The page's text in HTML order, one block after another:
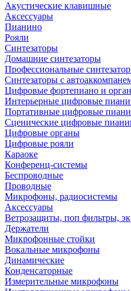
Акустические клавишные
Аксессуары
Пианино
Рояли
Синтезаторы
Домашние синтезаторы
Профессиональные
Синтезаторы с
Цифровые фортепиано и
Интерьерные цифровые
Портативные цифровые
Сценические цифровые
Цифровые органы
Цифровые рояли
Караоке
Конференц-системы
Беспроводные
Проводные
Микрофоны, радиосистемы
Аксессуары
Ветрозащиты, поп фильтры,
Держатели
Микрофонные стойки
Вокальные микрофоны
Динамические
Конденсаторные
Измерительные микрофоны